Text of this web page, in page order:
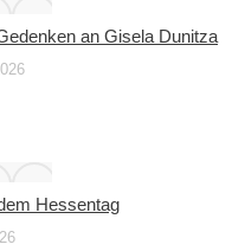
an Gisela Dunitza
Hessentag